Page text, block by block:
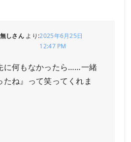
しさん より:2025年6月25日
12:47 PM
に何もなかったら……一緒
たね』って笑ってくれま